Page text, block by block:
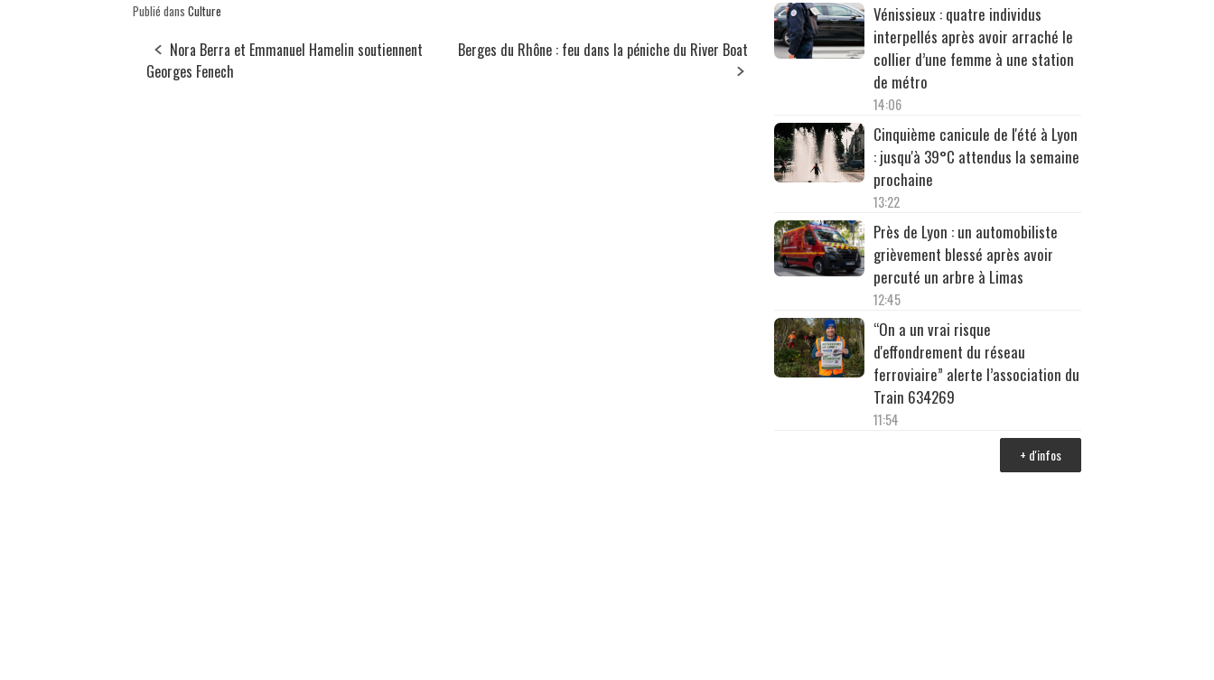
Publié dans Culture
Nora Berra et Emmanuel Hamelin soutiennent
Georges Fenech
Berges du Rhône : feu dans la péniche du River Boat
Vénissieux : quatre individus
interpellés après avoir arraché le
collier d’une femme à une station
de métro
14:06
Cinquième canicule de l'été à Lyon
: jusqu'à 39°C attendus la semaine
prochaine
13:22
Près de Lyon : un automobiliste
grièvement blessé après avoir
percuté un arbre à Limas
12:45
“On a un vrai risque
d'effondrement du réseau
ferroviaire” alerte l’association du
Train 634269
11:54
+ d'infos